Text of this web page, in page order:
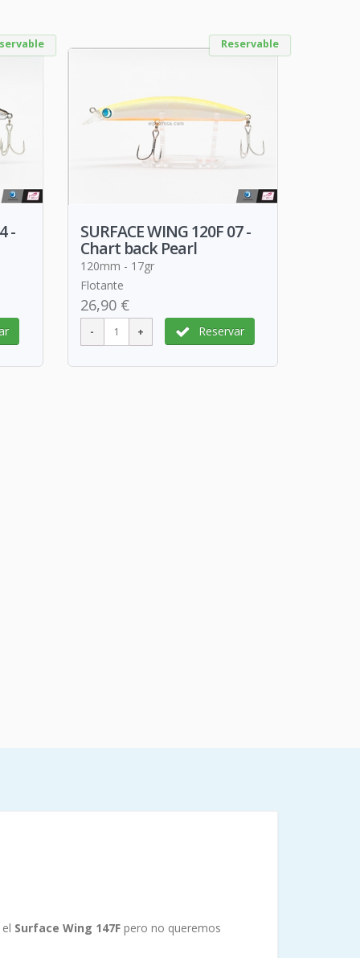
-
Reservable
SURFACE WING 120F 07 -
Chart back Pearl
120mm - 17gr
Flotante
26,90 €
Reservar
Surface Wing 147F pero no queremos